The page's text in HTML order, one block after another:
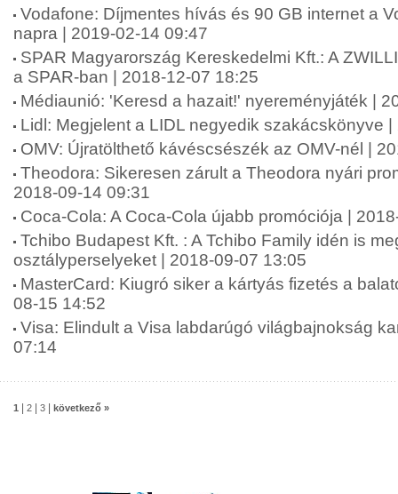
Vodafone: Díjmentes hívás és 90 GB internet a
napra | 2019-02-14 09:47
SPAR Magyarország Kereskedelmi Kft.: A
a SPAR-ban | 2018-12-07 18:25
Médiaunió: 'Keresd a hazait!' nyereményjáték |
Lidl: Megjelent a LIDL negyedik szakácskönyve
OMV: Újratölthető kávéscsészék az OMV-nél |
Theodora: Sikeresen zárult a Theodora nyári
2018-09-14 09:31
Coca-Cola: A Coca-Cola újabb promóciója |
Tchibo Budapest Kft. : A Tchibo Family idén is
osztályperselyeket | 2018-09-07 13:05
MasterCard: Kiugró siker a kártyás fizetés a
08-15 14:52
Visa: Elindult a Visa labdarúgó világbajnokság
07:14
1 2 3 következő »